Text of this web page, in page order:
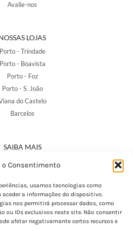
o Consentimento
usamos tecnologias como
a informações do dispositivo.
nos permitirá processar dados, como
ou IDs exclusivos neste site. Não consentir
afetar negativamante certos recursos e
Avalie-nos
LOJAS
Porto - Trindade
Porto - Boavista
Porto - Foz
Porto - S. João
do Castelo
Barcelos
SAIBA MAIS
de Privacidade
e Condições
Frequentes
Custos de Envio
Internacionais